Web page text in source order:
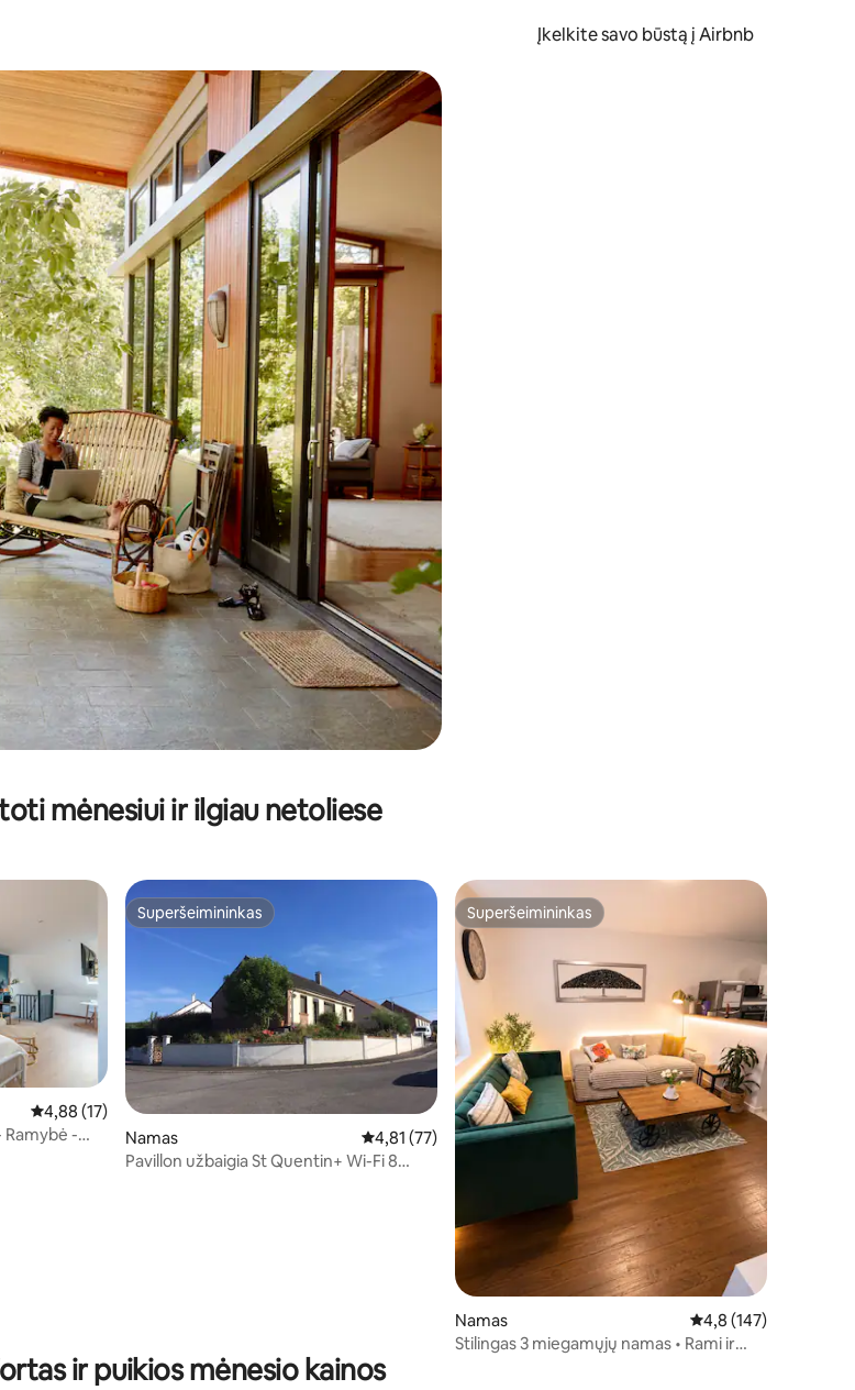
Įkelkite savo būstą į Airbnb
aukštyn ir žemyn arba liesdami ir braukdami per ekraną.
mėnesiui ir ilgiau netoliese
32Vidutinis įvertinimas: 4,88 iš 5, atsiliepimų: 17
4,88 (17)
Ramybė -
Superšeimininkas
Superšeimininkas
Namas Vidutinis įvertinimas: 4,81 iš 5, atsiliepimų: 77
4,81 (77)
Pavillon užbaigia St Quentin+ Wi-Fi 8
Superšeimininkas
Superšeimininkas
Namas Vidutinis įvertinimas:
4,8 (147)
Stilingas 3 miegamųjų namas • Rami ir
ir puikios mėnesio kainos